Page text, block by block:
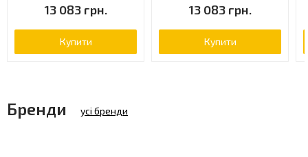
13 083 грн.
Купити
13 083 грн.
Купити
Бренди усі бренди